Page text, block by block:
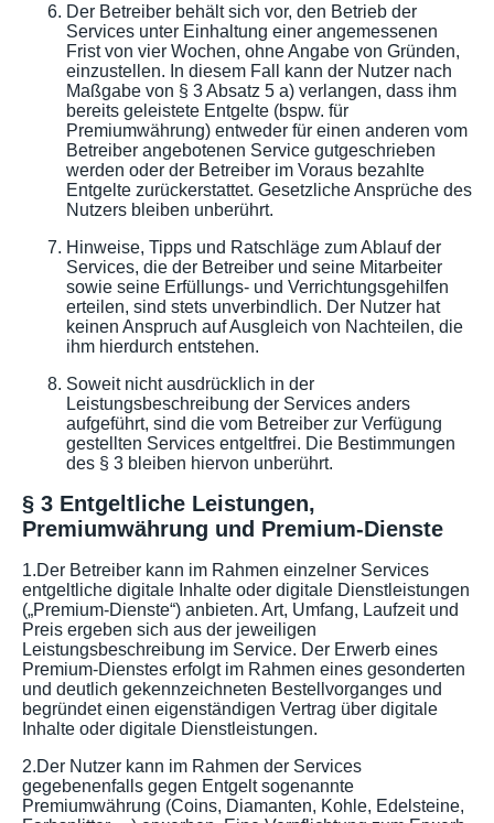
Der Betreiber behält sich vor, den Betrieb der
Services unter Einhaltung einer angemessenen
Frist von vier Wochen, ohne Angabe von Gründen,
einzustellen. In diesem Fall kann der Nutzer nach
Maßgabe von § 3 Absatz 5 a) verlangen, dass ihm
bereits geleistete Entgelte (bspw. für
Premiumwährung) entweder für einen anderen vom
Betreiber angebotenen Service gutgeschrieben
werden oder der Betreiber im Voraus bezahlte
Entgelte zurückerstattet. Gesetzliche Ansprüche des
Nutzers bleiben unberührt.
Hinweise, Tipps und Ratschläge zum Ablauf der
Services, die der Betreiber und seine Mitarbeiter
sowie seine Erfüllungs- und Verrichtungsgehilfen
erteilen, sind stets unverbindlich. Der Nutzer hat
keinen Anspruch auf Ausgleich von Nachteilen, die
ihm hierdurch entstehen.
Soweit nicht ausdrücklich in der
Leistungsbeschreibung der Services anders
aufgeführt, sind die vom Betreiber zur Verfügung
gestellten Services entgeltfrei. Die Bestimmungen
des § 3 bleiben hiervon unberührt.
§ 3 Entgeltliche Leistungen,
Premiumwährung und Premium-Dienste
1.Der Betreiber kann im Rahmen einzelner Services
entgeltliche digitale Inhalte oder digitale Dienstleistungen
(„Premium-Dienste“) anbieten. Art, Umfang, Laufzeit und
Preis ergeben sich aus der jeweiligen
Leistungsbeschreibung im Service. Der Erwerb eines
Premium-Dienstes erfolgt im Rahmen eines gesonderten
und deutlich gekennzeichneten Bestellvorganges und
begründet einen eigenständigen Vertrag über digitale
Inhalte oder digitale Dienstleistungen.
2.Der Nutzer kann im Rahmen der Services
gegebenenfalls gegen Entgelt sogenannte
Premiumwährung (Coins, Diamanten, Kohle, Edelsteine,